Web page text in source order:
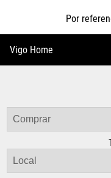
Vigo Home
Por